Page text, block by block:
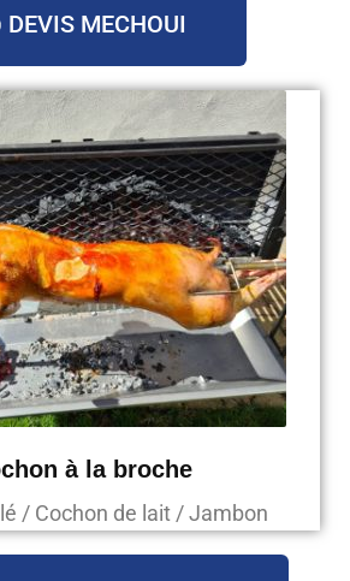
DEVIS MECHOUI
à la broche
/ Cochon de lait / Jambon